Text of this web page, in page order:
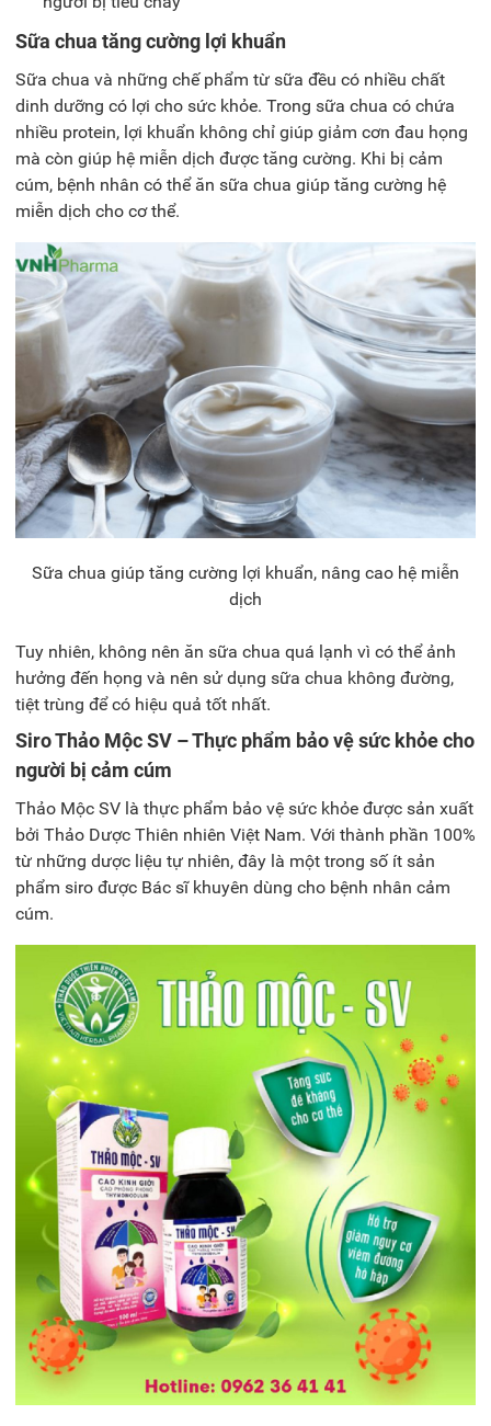
Sữa chua tăng cường lợi khuẩn
Sữa chua và những chế phẩm từ sữa đều có nhiều chất
dinh dưỡng có lợi cho sức khỏe. Trong sữa chua có chứa
nhiều protein, lợi khuẩn không chỉ giúp giảm cơn đau họng
mà còn giúp hệ miễn dịch được tăng cường. Khi bị cảm
cúm, bệnh nhân có thể ăn sữa chua giúp tăng cường hệ
miễn dịch cho cơ thể.
Sữa chua giúp tăng cường lợi khuẩn, nâng cao hệ miễn
dịch
Tuy nhiên, không nên ăn sữa chua quá lạnh vì có thể ảnh
hưởng đến họng và nên sử dụng sữa chua không đường,
tiệt trùng để có hiệu quả tốt nhất.
Siro Thảo Mộc SV – Thực phẩm bảo vệ sức khỏe cho
người bị cảm cúm
Thảo Mộc SV là thực phẩm bảo vệ sức khỏe được sản xuất
bởi Thảo Dược Thiên nhiên Việt Nam. Với thành phần 100%
từ những dược liệu tự nhiên, đây là một trong số ít sản
phẩm siro được Bác sĩ khuyên dùng cho bệnh nhân cảm
cúm.